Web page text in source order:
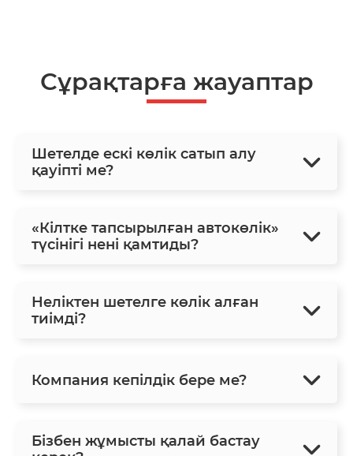
Сұрақтарға жауаптар
Шетелде ескі көлік сатып алу
қауіпті ме?
«Кілтке тапсырылған автокөлік»
түсінігі нені қамтиды?
Неліктен шетелге көлік алған
тиімді?
Компания кепілдік бере ме?
Бізбен жұмысты қалай бастау